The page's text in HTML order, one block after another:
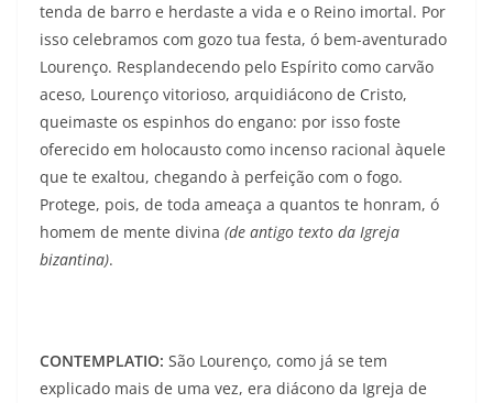
tenda de barro e herdaste a vida e o Reino imortal. Por
isso celebramos com gozo tua festa, ó bem-aventurado
Lourenço. Resplandecendo pelo Espírito como carvão
aceso, Lourenço vitorioso, arquidiácono de Cristo,
queimaste os espinhos do engano: por isso foste
oferecido em holocausto como incenso racional àquele
que te exaltou, chegando à perfeição com o fogo.
Protege, pois, de toda ameaça a quantos te honram, ó
homem de mente divina (de antigo texto da Igreja
bizantina).
CONTEMPLATIO: São Lourenço, como já se tem
explicado mais de uma vez, era diácono da Igreja de